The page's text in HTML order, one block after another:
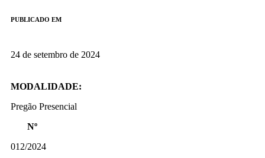
PUBLICADO EM
24 de setembro de 2024
MODALIDADE:
Pregão Presencial
Nº
012/2024